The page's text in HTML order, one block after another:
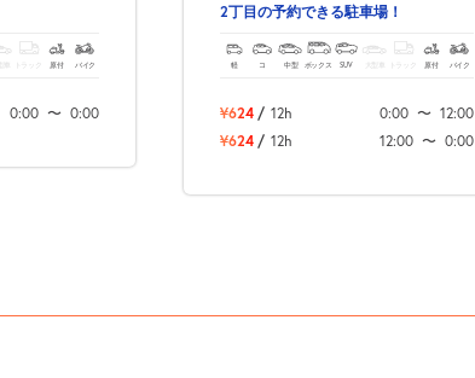
トラック 原付 バイク
0:00 〜 0:00
2丁目の予約できる駐車場！
軽 コ 中型 ボックス SUV トラック 原付 バイク
¥624 / 12h 0:00 〜 12:00
¥624 / 12h 12:00 〜 0:00